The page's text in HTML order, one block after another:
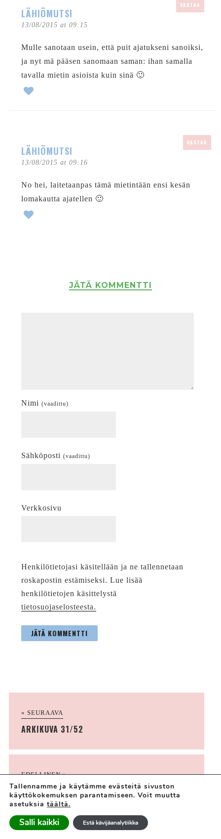
LÄHIÖMUTSI
13/08/2015 at 09:15
VASTAA
Mulle sanotaan usein, että puit ajatukseni sanoiksi,
ja nyt mä pääsen sanomaan saman: ihan samalla
tavalla mietin asioista kuin sinä 🙂
LÄHIÖMUTSI
13/08/2015 at 09:16
VASTAA
No hei, laitetaanpas tämä mietintään ensi kesän
lomakautta ajatellen 🙂
JÄTÄ KOMMENTTI
Nimi (vaadittu)
Sähköposti (vaadittu)
Verkkosivu
Henkilötietojasi käsitellään ja ne tallennetaan
roskapostin estämiseksi. Lue lisää
henkilötietojen käsittelystä
tietosuojaselosteesta.
« SEURAAVA
ARKIKUVA 31/52
EDELLINEN »
LAPSIPERHEEN KÖÖPENHAMINA
Tallennamme ja käytämme evästeitä sivuston
käyttökokemuksen parantamiseen. Voit muutta
asetuksia täältä.
Salli kaikki Estä kävijäanalytiikka